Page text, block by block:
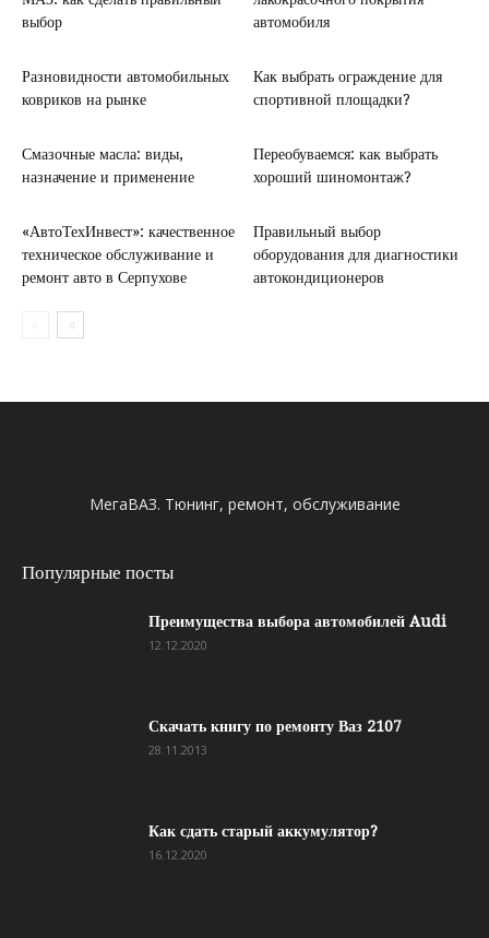
выбор
автомобиля
Разновидности автомобильных
ковриков на рынке
Как выбрать ограждение для
спортивной площадки?
Смазочные масла: виды,
назначение и применение
Переобуваемся: как выбрать
хороший шиномонтаж?
«АвтоТехИнвест»: качественное
техническое обслуживание и
ремонт авто в Серпухове
Правильный выбор
оборудования для диагностики
автокондиционеров
МегаВАЗ. Тюнинг, ремонт, обслуживание
Популярные посты
Преимущества выбора автомобилей Audi
12.12.2020
Скачать книгу по ремонту Ваз 2107
28.11.2013
Как сдать старый аккумулятор?
16.12.2020